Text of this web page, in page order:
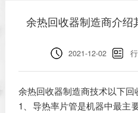
余热回收器制造商介
2021-12-02
余热回收器制造商技术以下回
1、导热率片管是机器中最主